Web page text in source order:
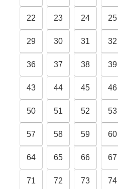
22 23 24 25
29 30 31 32
36 37 38 39
43 44 45 46
50 51 52 53
57 58 59 60
64 65 66 67
71 72 73 74